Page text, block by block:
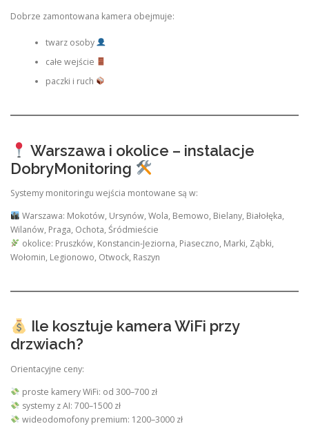
Dobrze zamontowana kamera obejmuje:
twarz osoby
całe wejście
paczki i ruch
Warszawa i okolice – instalacje
DobryMonitoring
Systemy monitoringu wejścia montowane są w:
Warszawa: Mokotów, Ursynów, Wola, Bemowo, Bielany, Białołęka,
Wilanów, Praga, Ochota, Śródmieście
okolice: Pruszków, Konstancin-Jeziorna, Piaseczno, Marki, Ząbki,
Wołomin, Legionowo, Otwock, Raszyn
Ile kosztuje kamera WiFi przy
drzwiach?
Orientacyjne ceny:
proste kamery WiFi: od 300–700 zł
systemy z AI: 700–1500 zł
wideodomofony premium: 1200–3000 zł